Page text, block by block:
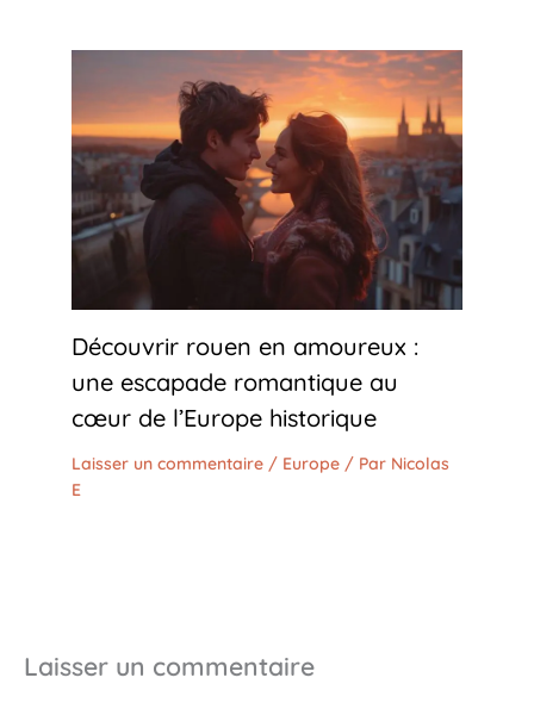
Découvrir rouen en amoureux :
une escapade romantique au
cœur de l’Europe historique
Laisser un commentaire / Europe / Par Nicolas
E
Laisser un commentaire